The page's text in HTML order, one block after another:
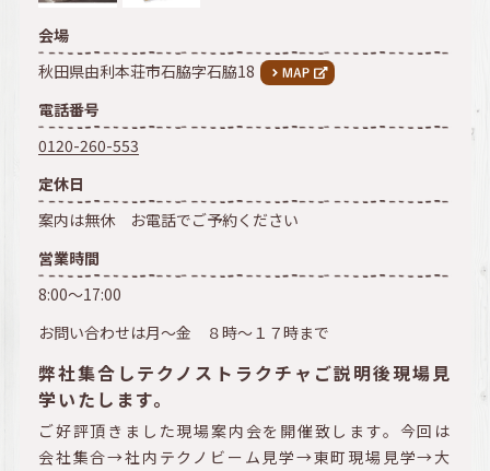
会場
秋田県由利本荘市石脇字石脇18
電話番号
0120-260-553
定休日
案内は無休 お電話でご予約ください
営業時間
8:00～17:00
お問い合わせは月～金 ８時～１７時まで
弊社集合しテクノストラクチャご説明後現場見
学いたします。
ご好評頂きました現場案内会を開催致します。今回は
会社集合→社内テクノビーム見学→東町現場見学→大